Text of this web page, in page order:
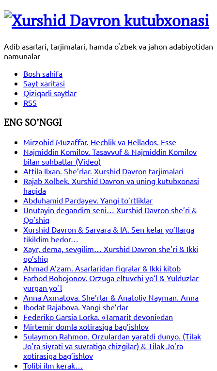
Adib asarlari, tarjimalari, hamda o'zbek va jahon adabiyotidan
namunalar
Bosh sahifa
Sayt xaritasi
Qiziqarli saytlar
RSS
ENG SO’NGGI
Mirzohid Muzaffar. Hechlik va Hellados. Esse
Najmiddin Komilov. Tasavvuf & Najmiddin Komilov
bilan suhbatlar (Video)
Attila Ilxan. She’rlar. Xurshid Davron tarjimalari
Rajab Xolbek. Xurshid Davron va uning kutubxonasi
haqida
Abduhamid Pardayev. Yangi to’rtliklar
Unutayin degandim seni… Xurshid Davron she’ri &
Qo’shiq
Xurshid Davron & Sarvara & IA. Sen kelar yo’llarga
tikildim bedor…
Xayr, dema, sevgilim… Xurshid Davron she’ri & Ikki
qo’shiq
Ahmad A’zam. Asarlaridan fiqralar & Ikki kitob
Farhod Bobojonov. Orzuga eltuvchi yo‘l & Yulduzlar
yurgan yo`l
Anna Axmatova. She’rlar & Anatoliy Nayman. Anna
Ibodat Rajabova. Yangi she’rlar
Federiko Garsia Lorka. «Tamarit devoni»dan
Mirtemir domla xotirasiga bag’ishlov
Sulaymon Rahmon. Orzulardan yaratdi dunyo. (Tilak
Jo’ra siyrati va suvratiga chizgilar) & Tilak Jo’ra
xotirasiga bag’ishlov
Tolibi ilm kerak…